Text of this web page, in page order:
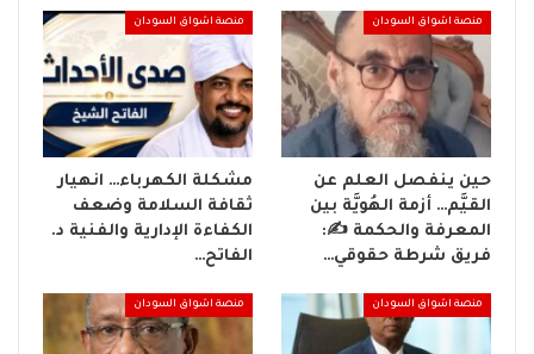
منصة اشواق السودان
حين ينفصل العلم عن
القيَّم… أزمة الهُويَّة بين
المعرفة والحكمة ✍️:
فريق شرطة حقوقي…
منصة اشواق السودان
مشكلة الكهرباء… انهيار
ثقافة السلامة وضعف
الكفاءة الإدارية والفنية د.
الفاتح…
منصة اشواق السودان منصة اشواق السودان